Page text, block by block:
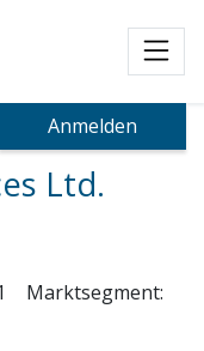
Anmelden
Ltd.
Marktsegment: